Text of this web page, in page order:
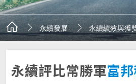
富邦金控簡介
經營委員會
金控子公司成員
品牌故事
品牌理念
企業標誌
永續願景工程
永續發展 永續績效與獲
永續評比常勝軍富